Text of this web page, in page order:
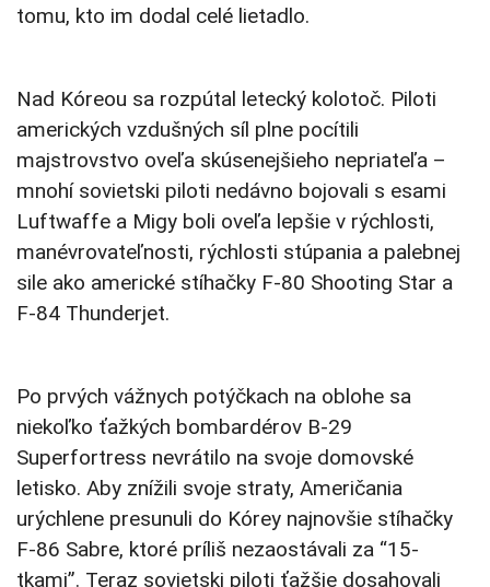
tomu, kto im dodal celé lietadlo.
Nad Kóreou sa rozpútal letecký kolotoč. Piloti
amerických vzdušných síl plne pocítili
majstrovstvo oveľa skúsenejšieho nepriateľa –
mnohí sovietski piloti nedávno bojovali s esami
Luftwaffe a Migy boli oveľa lepšie v rýchlosti,
manévrovateľnosti, rýchlosti stúpania a palebnej
sile ako americké stíhačky F-80 Shooting Star a
F-84 Thunderjet.
Po prvých vážnych potýčkach na oblohe sa
niekoľko ťažkých bombardérov B-29
Superfortress nevrátilo na svoje domovské
letisko. Aby znížili svoje straty, Američania
urýchlene presunuli do Kórey najnovšie stíhačky
F-86 Sabre, ktoré príliš nezaostávali za “15-
tkami”. Teraz sovietski piloti ťažšie dosahovali